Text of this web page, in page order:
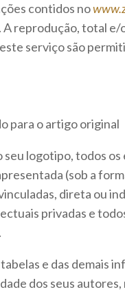
contidos no
reprodução, total e/
serviço são
para o artigo original
seu logotipo, todos
(sob a
direta ou
privadas e
e das demais
dos seus